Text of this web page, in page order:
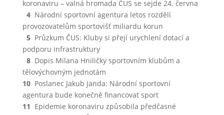
koronaviru – valná hromada ČUS se sejde 24. června
4 Národní sportovní agentura letos rozdělí
provozovatelům sportovišť miliardu korun
5 Průzkum ČUS: Kluby si přejí urychlení dotací a
podporu infrastruktury
8 Dopis Milana Hniličky sportovním klubům a
tělovýchovným jednotám
10 Poslanec Jakub Janda: Národní sportovní
agentura bude konečně financovat sport
11 Epidemie koronaviru způsobila předčasné